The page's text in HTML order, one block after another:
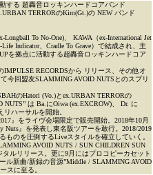
する 超轟音ロッキンハードコアバンド
TERRORのKim(Gt.)の NEW バンド
To No-One)、 KAWA（ex-International Jet
Indicator、Cradle To Grave）で結成され、主
を拠点に活動する超轟音ロッキンハードコア
IMPULSE RECORDSから リリース、その他オ
今回盟友SLAMMING AVOID NUTSとのスプリ
のHatori (Vo.)とex.URBAN TERRORの
は Ba.にOiwa (ex.EXCROW)、 Dr. に
リハーサルを開始。
』をライヴ会場限定で販売開始。2018年10月
Nuts』を発表し東名阪ツアーを敢行。2018/2019
ものを圧倒するLiveスタイルを確立していく。
AVOID NUTS / SUN CHILDREN SUN
ルリリース。更に9月にはプロコピーカセット
ル新曲/新録の音源”Middle / SLAMMING AVOID
スに至る。